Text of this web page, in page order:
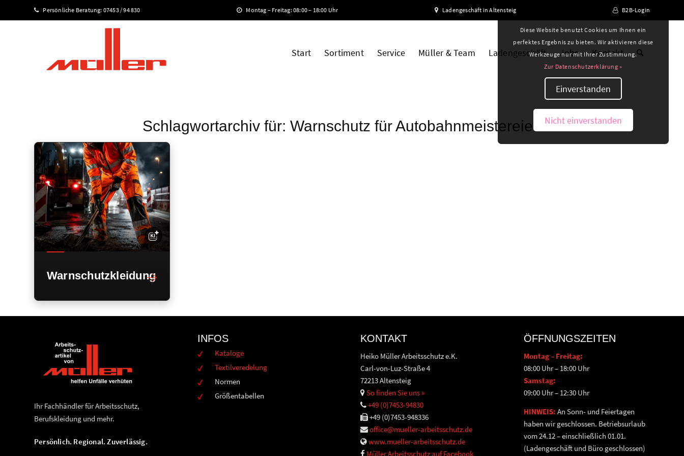
Persönliche Beratung: 07453 / 94 830 Montag – Freitag: 08:00 – 18:00 Uhr Ladengeschäft in Altensteig B2B-Login
Start Sortiment Service Müller & Team Ladengeschäft Jobs Kontakt
Schlagwortarchiv für: Warnschutz für Autobahnmeistereien
Warnschutzkleidung
Ihr Fachhändler für Arbeitsschutz,
Berufskleidung und mehr.
Persönlich. Regional. Zuverlässig.
INFOS
Kataloge
Textilveredelung
Normen
Größentabellen
KONTAKT
Heiko Müller Arbeitsschutz e.K.
Carl-von-Luz-Straße 4
72213 Altensteig
So finden Sie uns »
+49 (0)7453-94830
+49 (0)7453-948336
office@mueller-arbeitsschutz.de
www.mueller-arbeitsschutz.de
Müller Arbeitsschutz auf Facebook
ÖFFNUNGSZEITEN
Montag – Freitag:
08:00 Uhr – 18:00 Uhr
Samstag:
09:00 Uhr – 12:30 Uhr
HINWEIS: An Sonn- und Feiertagen
haben wir geschlossen. Betriebsurlaub
vom 24.12 – einschließlich 01.01.
(Ladengeschäft und Büro geschlossen)
Diese Website benutzt Cookies um Ihnen ein
perfektes Ergebnis zu bieten. Wir aktivieren diese
Werkzeuge nur mit Ihrer Zustimmung.
Zur Datenschutzerklärung »
Einverstanden
Nicht einverstanden